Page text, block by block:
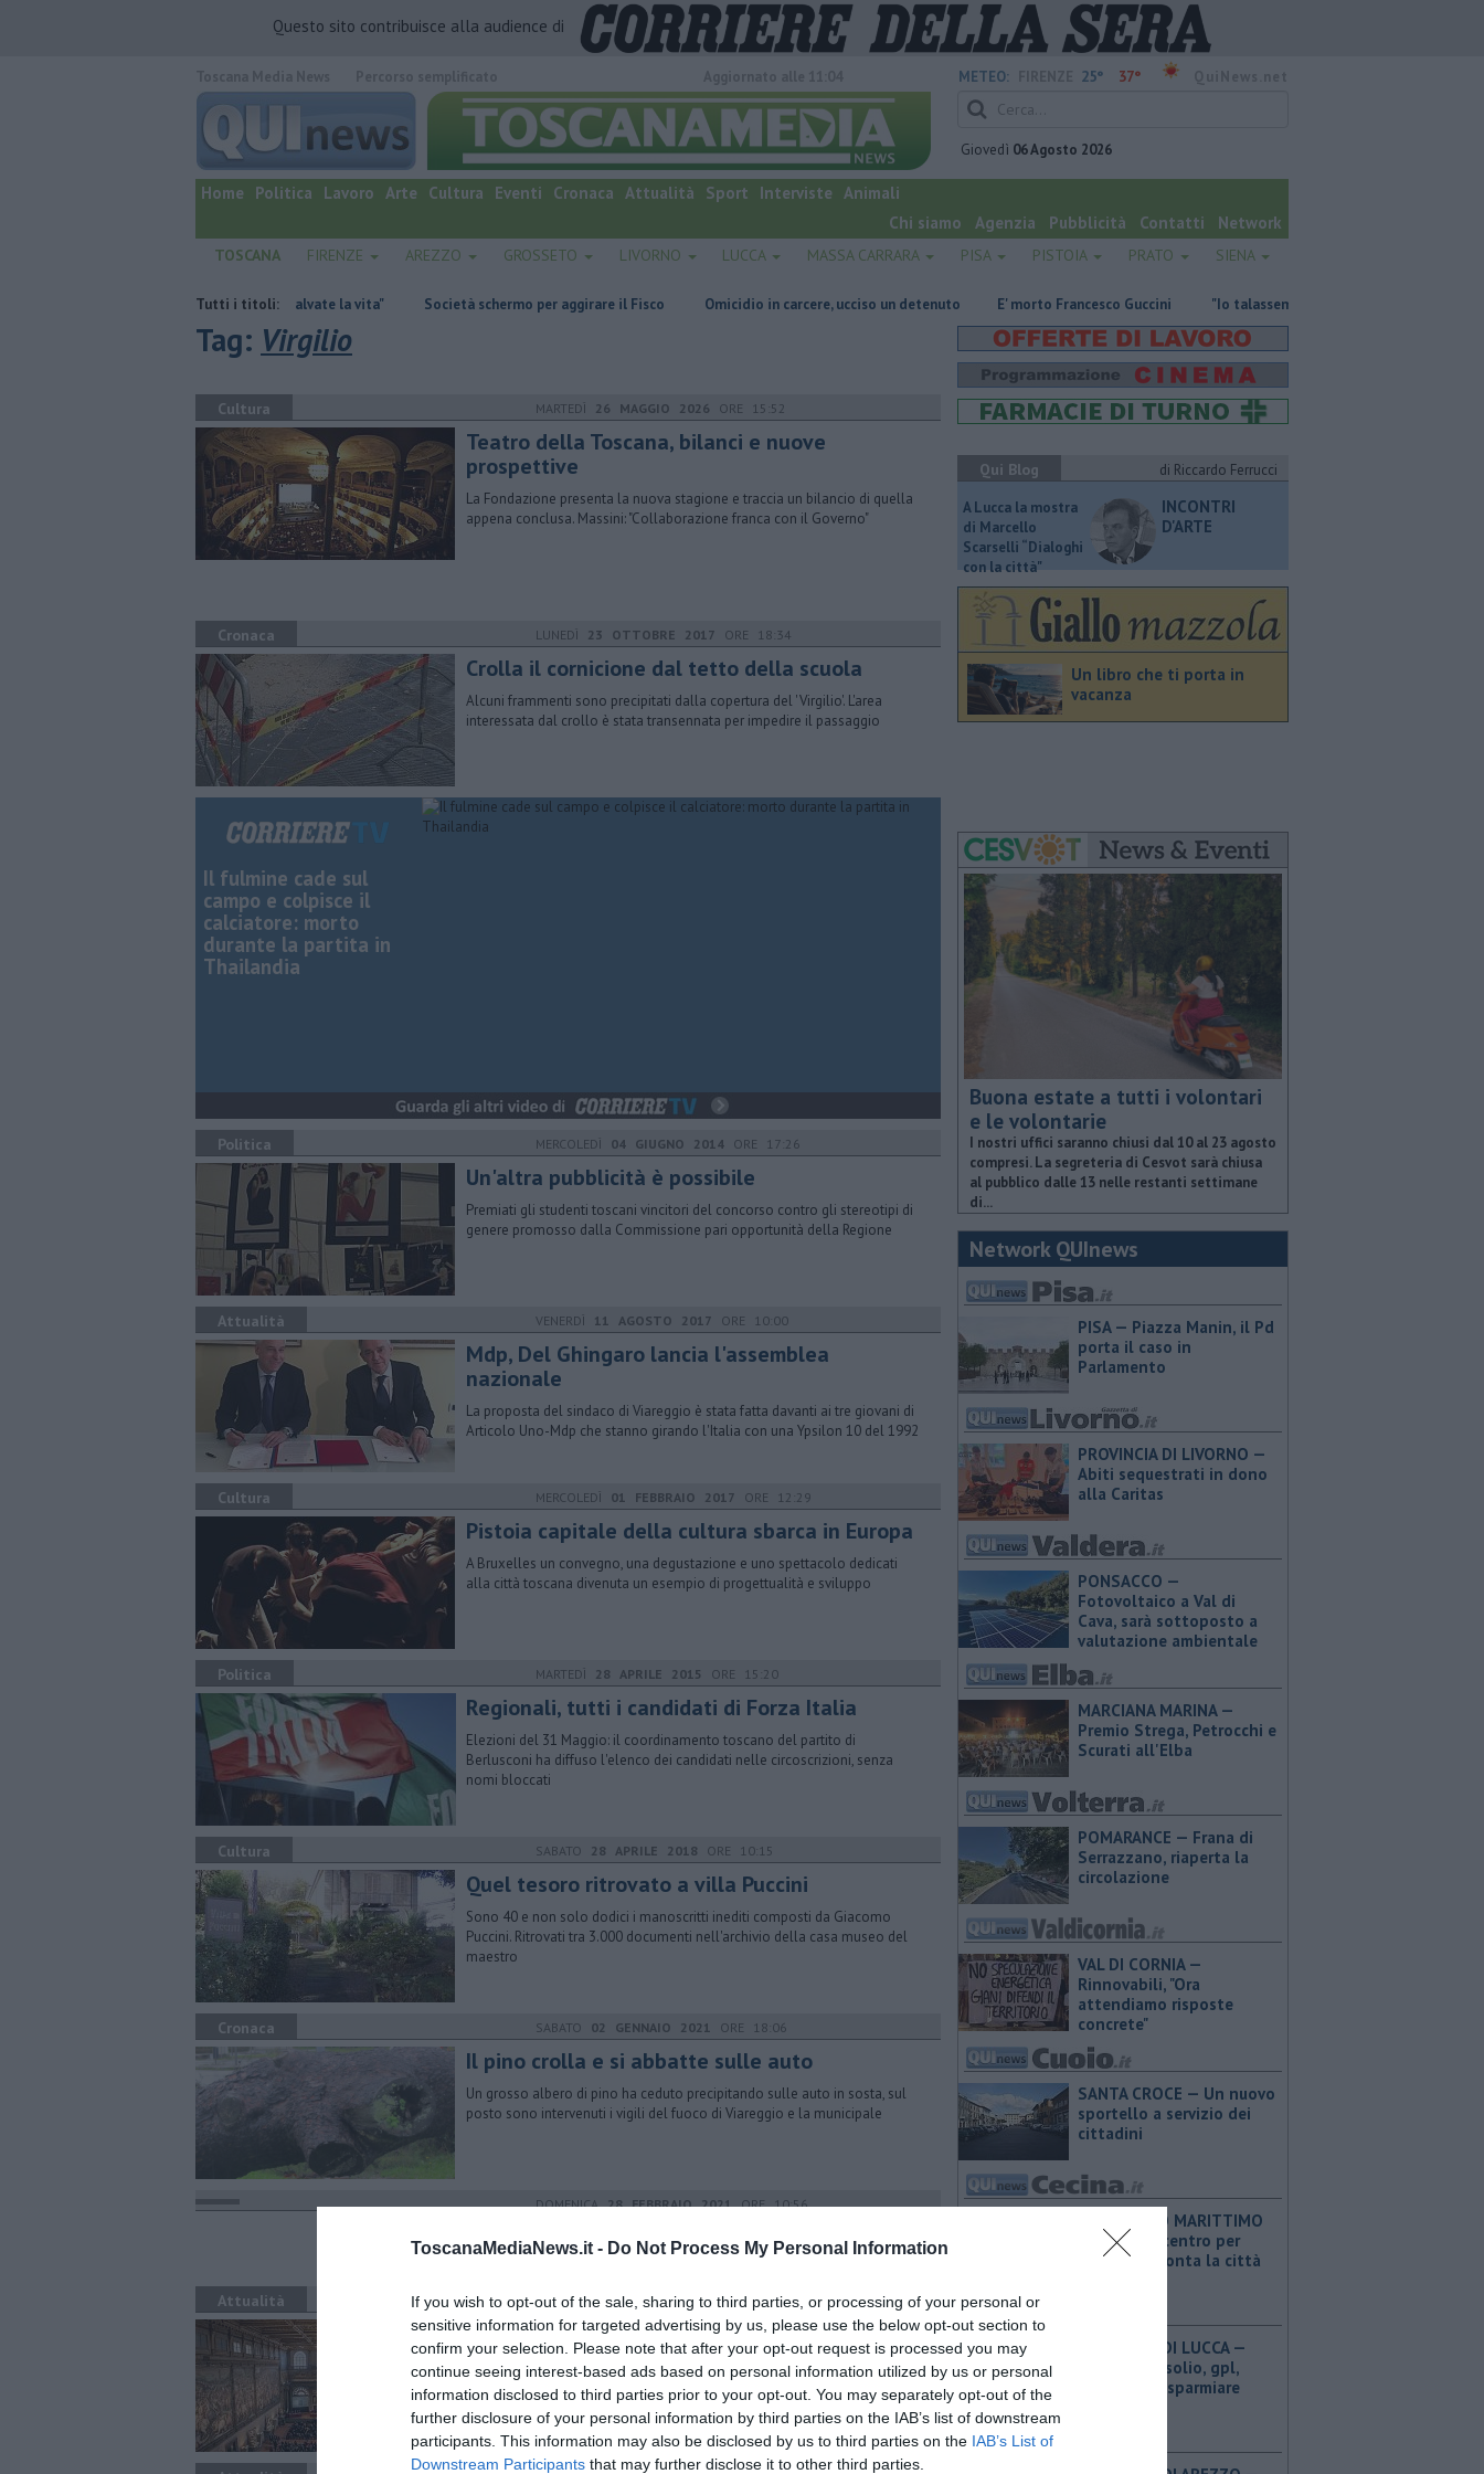
ToscanaMediaNews.it - Do Not Process My Personal Information
If you wish to opt-out of the sale, sharing to third parties, or processing of your personal or
sensitive information for targeted advertising by us, please use the below opt-out section to
confirm your selection. Please note that after your opt-out request is processed you may
continue seeing interest-based ads based on personal information utilized by us or personal
information disclosed to third parties prior to your opt-out. You may separately opt-out of the
further disclosure of your personal information by third parties on the IAB’s list of downstream
participants. This information may also be disclosed by us to third parties on the IAB’s List of
Downstream Participants that may further disclose it to other third parties.
Questo sito contribuisce alla audience di
quotidiano online.
METEO: 25° 37°
Giovedì 06 Agosto 2026
Home Politica Lavoro Arte Cultura Eventi Cronaca Attualità Sport Interviste Animali
Chi siamo
Agenzia Pubblicità Contatti Network
TOSCANA FIRENZE AREZZO GROSSETO LIVORNO LUCCA MASSA CARRARA PISA PISTOIA PRATO SIENA
Tutti i titoli:
vi dico, donando sangue ci salvate la vita" Società schermo per aggirare il Fisco Omicidio in carcere, ucciso un detenuto E' morto Francesco Guccini "Io talassemico vi dico, donando sangue ci salvate la
Tag: Virgilio
Cultura MARTEDÌ 26 MAGGIO 2026 ORE 15:52
Teatro della Toscana, bilanci e nuove
prospettive
La Fondazione presenta la nuova stagione e traccia un bilancio di quella
appena conclusa. Massini: "Collaborazione franca con il Governo"
Cronaca LUNEDÌ 23 OTTOBRE 2017 ORE 18:34
Crolla il cornicione dal tetto della scuola
Alcuni frammenti sono precipitati dalla copertura del 'Virgilio'. L'area
interessata dal crollo è stata transennata per impedire il passaggio
Il fulmine cade sul
campo e colpisce il
calciatore: morto
durante la partita in
Thailandia
Politica MERCOLEDÌ 04 GIUGNO 2014ORE 17:26
Un'altra pubblicità è possibile
Premiati gli studenti toscani vincitori del concorso contro gli stereotipi di
genere promosso dalla Commissione pari opportunità della Regione
Attualità VENERDÌ 11 AGOSTO 2017 ORE 10:00
Mdp, Del Ghingaro lancia l'assemblea
nazionale
La proposta del sindaco di Viareggio è stata fatta davanti ai tre giovani di
Articolo Uno-Mdp che stanno girando l'Italia con una Ypsilon 10 del 1992
Cultura MERCOLEDÌ 01 FEBBRAIO 2017 ORE 12:29
Pistoia capitale della cultura sbarca in Europa
A Bruxelles un convegno, una degustazione e uno spettacolo dedicati
alla città toscana divenuta un esempio di progettualità e sviluppo
Politica MARTEDÌ 28 APRILE 2015 ORE 15:20
Regionali, tutti i candidati di Forza Italia
Elezioni del 31 Maggio: il coordinamento toscano del partito di
Berlusconi ha diffuso l'elenco dei candidati nelle circoscrizioni, senza
nomi bloccati
Cultura SABATO 28 APRILE 2018 ORE 10:15
Quel tesoro ritrovato a villa Puccini
Sono 40 e non solo dodici i manoscritti inediti composti da Giacomo
Puccini. Ritrovati tra 3.000 documenti nell'archivio della casa museo del
maestro
Cronaca SABATO 02 GENNAIO 2021 ORE 18:06
Il pino crolla e si abbatte sulle auto
Un grosso albero di pino ha ceduto precipitando sulle auto in sosta, sul
posto sono intervenuti i vigili del fuoco di Viareggio e la municipale
DOMENICA28 FEBBRAIO 2021ORE 10:56
Attualità DOMENICA01 MAGGIO 2022ORE 15:27
Nuovi Maestri del Lavoro in Toscana, ecco chi
sono
Consegnate le Stelle al Merito del Lavoro ai lavoratori toscani che si
sono distinti nelle attività professionali svolte in ambito aziendale
Qui Blog
di Riccardo Ferrucci
A Lucca la mostra
di Marcello
Scarselli “Dialoghi
con la città"
INCONTRI
D'ARTE
Un libro che ti porta in
vacanza
Buona estate a tutti i volontari
e le volontarie
I nostri uffici saranno chiusi dal 10 al 23 agosto
compresi. La segreteria di Cesvot sarà chiusa
al pubblico dalle 13 nelle restanti settimane
di...
Network QUInews
PISA — Piazza Manin, il Pd
porta il caso in
Parlamento
PROVINCIA DI LIVORNO —
Abiti sequestrati in dono
alla Caritas
PONSACCO —
Fotovoltaico a Val di
Cava, sarà sottoposto a
valutazione ambientale
MARCIANA MARINA —
Premio Strega, Petrocchi e
Scurati all'Elba
POMARANCE — Frana di
Serrazzano, riaperta la
circolazione
VAL DI CORNIA —
Rinnovabili, "Ora
attendiamo risposte
concrete"
SANTA CROCE — Un nuovo
sportello a servizio dei
cittadini
ROSIGNANO MARITTIMO
— Riapre il centro per
l'arte e racconta la città
PROVINCIA DI LUCCA — ​
Benzina, gasolio, gpl,
ecco dove risparmiare